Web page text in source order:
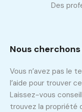
Des
Nous
Vous n’avez pas le
l’aide pour trouver
Laissez-vous
trouvez la propriété